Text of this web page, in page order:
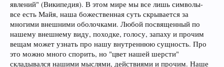
явлений" (Википедия). В этом мире мы все лишь символы-
все есть Майя, наша божественная суть скрывается за
многими внешними оболочками. Любой посвященный по
нашему внешнему виду, походке, голосу, запаху и прочим
вещам может узнать про нашу внутреннюю сущность. Про
это можно много спорить, но "цвет нашей шерсти"
складывался нашими мыслями, действиями и прочим. Наше